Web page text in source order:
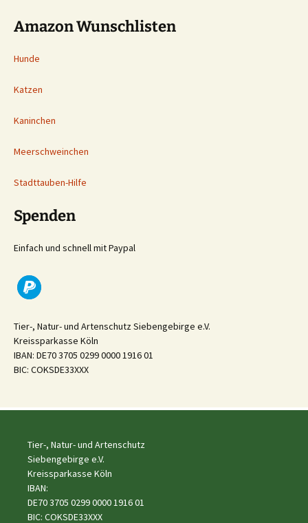
Amazon Wunschlisten
Hunde
Katzen
Kaninchen
Meerschweinchen
Stadttauben-Hilfe
Spenden
Einfach und schnell mit Paypal
Tier-, Natur- und Artenschutz Siebengebirge e.V.
Kreissparkasse Köln
IBAN: DE70 3705 0299 0000 1916 01
BIC: COKSDE33XXX
Tier-, Natur- und Artenschutz
Siebengebirge e.V.
Kreissparkasse Köln
IBAN:
DE70 3705 0299 0000 1916 01
BIC: COKSDE33XXX